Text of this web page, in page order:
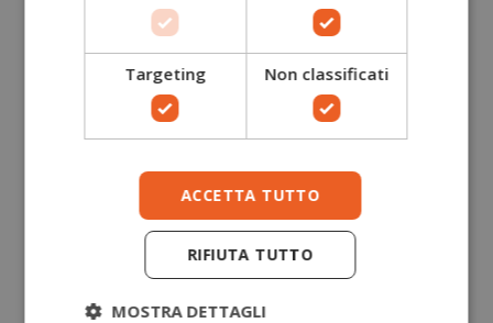
Targeting Non classificati
ACCETTA TUTTO
RIFIUTA TUTTO
MOSTRA DETTAGLI